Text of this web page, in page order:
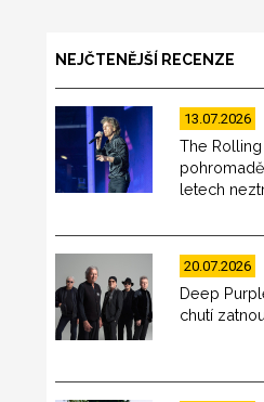
NEJČTENĚJŠÍ RECENZE
13.07.2026
The
letech
20.07.2026
Deep
chutí